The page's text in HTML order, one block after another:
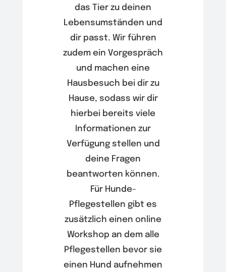
das Tier zu deinen
Lebensumständen und
dir passt. Wir führen
zudem ein Vorgespräch
und machen eine
Hausbesuch bei dir zu
Hause, sodass wir dir
hierbei bereits viele
Informationen zur
Verfügung stellen und
deine Fragen
beantworten können.
Für Hunde-
Pflegestellen gibt es
zusätzlich einen online
Workshop an dem alle
Pflegestellen bevor sie
einen Hund aufnehmen